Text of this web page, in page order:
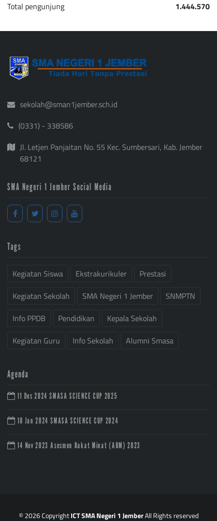
Total pengunjung
1.444.570
sekolah@sman1jember.sch.id
(0331) - 338586
Jl. Letjen Panjaitan No. 55 Kec. Sumbersari, Kab. Jember
68121
SMA Negeri 1 Jember Social Media
Tags
Kegiatan Siswa Ekstrakurikuler
Prestasi
Kegiatan Sekolah
SMA Negeri 1 Jember
SNMPTN
Info PPDB
Pendidikan
Kepala Sekolah
Kegiatan Guru
Info Sekolah Alumni Smasa
Agenda
11 Des 2024 SMASA SCIENCE CUP 2025
10 Jan 2024 SMASA SCIENCE CUP 2024
14 Nov 2023 Asesmen Bakat Minat (ABM) 2023
© 2026 CopyrightICT SMA Negeri 1 JemberAll Rights reserved